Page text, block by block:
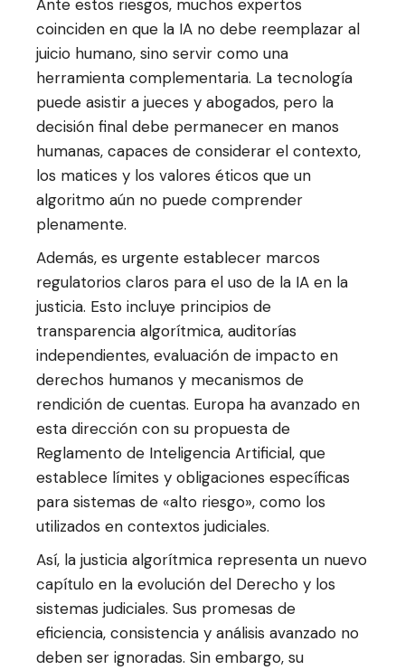
Ante estos riesgos, muchos expertos
coinciden en que la IA no debe reemplazar al
juicio humano, sino servir como una
herramienta complementaria. La tecnología
puede asistir a jueces y abogados, pero la
decisión final debe permanecer en manos
humanas, capaces de considerar el contexto,
los matices y los valores éticos que un
algoritmo aún no puede comprender
plenamente.
Además, es urgente establecer marcos
regulatorios claros para el uso de la IA en la
justicia. Esto incluye principios de
transparencia algorítmica, auditorías
independientes, evaluación de impacto en
derechos humanos y mecanismos de
rendición de cuentas. Europa ha avanzado en
esta dirección con su propuesta de
Reglamento de Inteligencia Artificial, que
establece límites y obligaciones específicas
para sistemas de «alto riesgo», como los
utilizados en contextos judiciales.
Así, la justicia algorítmica representa un nuevo
capítulo en la evolución del Derecho y los
sistemas judiciales. Sus promesas de
eficiencia, consistencia y análisis avanzado no
deben ser ignoradas. Sin embargo, su